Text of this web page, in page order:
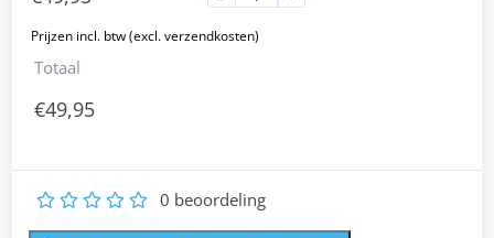
Totaal
€49,95
5
4
3
2 0 beoordeling